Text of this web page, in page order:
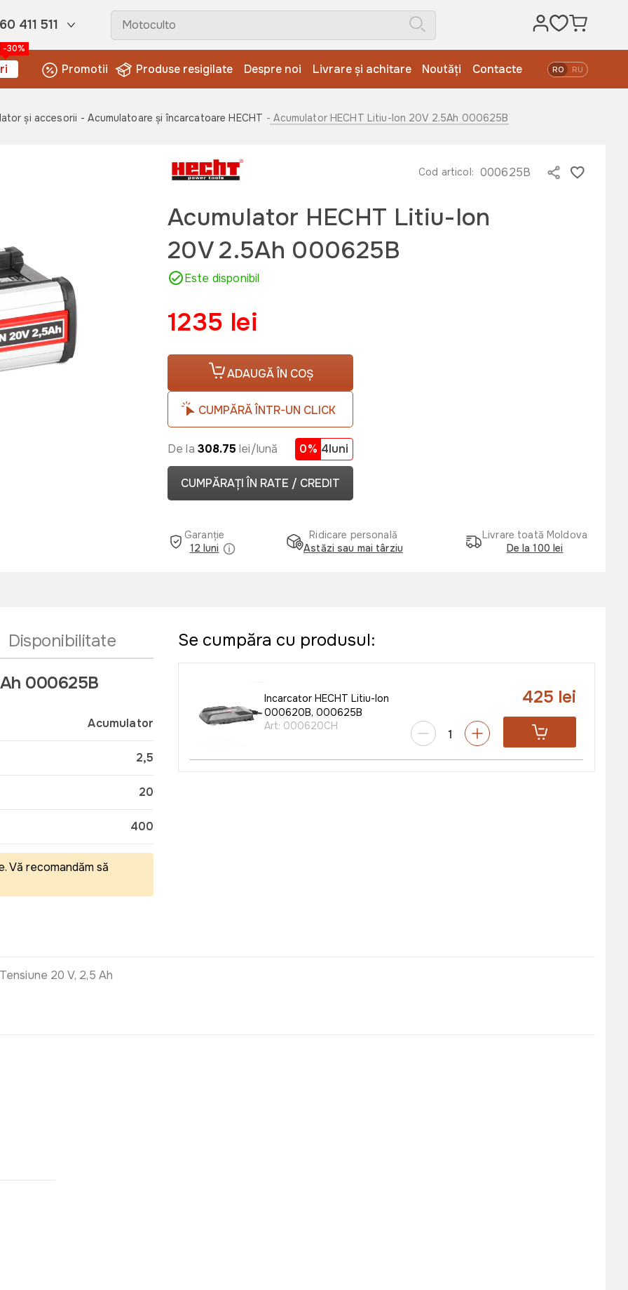
411 511
-30%
Promotii Produse resigilate Despre noi Livrare și achitare Noutăți Contacte RO RU
și accesorii - Acumulatoare și încarcatoare HECHT - Acumulator HECHT Litiu-Ion 20V 2.5Ah 000625B
Cod articol: 000625B
Acumulator HECHT Litiu-Ion
20V 2.5Ah 000625B
Este disponibil
1235 lei
ADAUGĂ ÎN COȘ
CUMPĂRĂ ÎNTR-UN CLICK
De la 308.75 lei/lună 0% 4luni
CUMPĂRAȚI ÎN RATE / CREDIT
Garanție
12 luni
Ridicare personală
Astăzi sau mai târziu
Livrare toată Moldova
De la 100 lei
Disponibilitate
000625B
Acumulator
2,5
20
400
Vă recomandăm să
Se cumpăra cu produsul:
Incarcator HECHT Litiu-Ion
000620B, 000625B
Art: 000620CH
425 lei
20 V, 2,5 Ah